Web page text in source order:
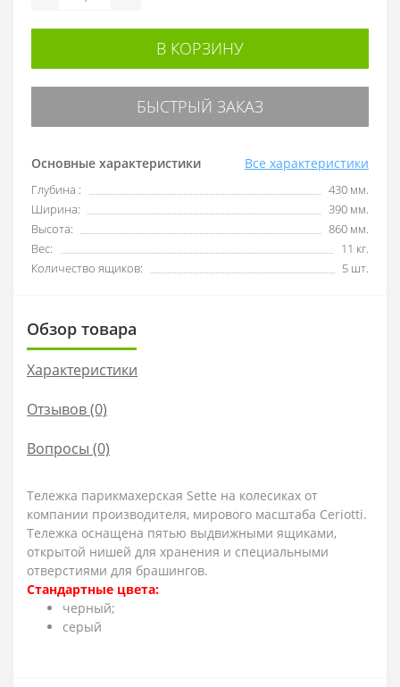
Основные характеристики Все характеристики
Глубина :
430 мм.
Ширина:
390 мм.
Высота:
860 мм.
Вес:
11 кг.
Количество ящиков:
5 шт.
В КОРЗИНУ
БЫСТРЫЙ ЗАКАЗ
Обзор товара
Характеристики
Отзывов (0)
Вопросы (0)
Тележка парикмахерская Sette на колесиках от
компании производителя, мирового масштаба Ceriotti.
Тележка оснащена пятью выдвижными ящиками,
открытой нишей для хранения и специальными
отверстиями для брашингов.
Стандартные цвета:
черный;
серый